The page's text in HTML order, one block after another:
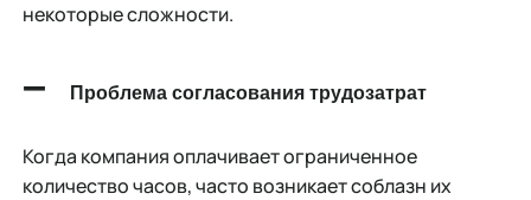
некоторые сложности.
– Проблема согласования трудозатрат
Когда компания оплачивает ограниченное
количество часов, часто возникает соблазн их